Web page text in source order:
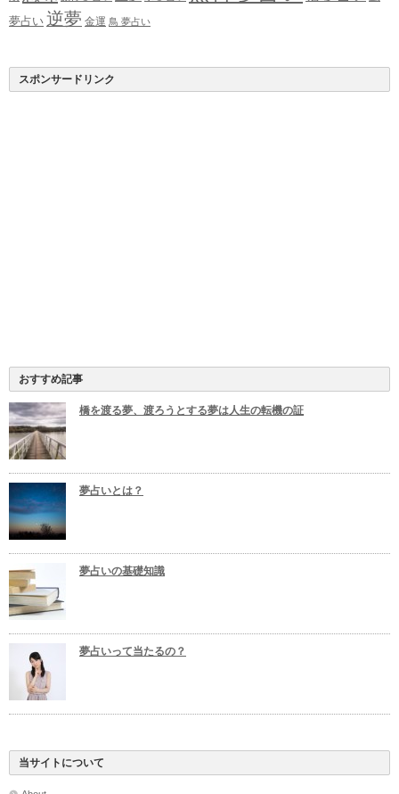
夢占い 逆夢 金運 鳥 夢占い
スポンサードリンク
おすすめ記事
橋を渡る夢、渡ろうとする夢は人生の転機の証
夢占いとは？
夢占いの基礎知識
夢占いって当たるの？
当サイトについて